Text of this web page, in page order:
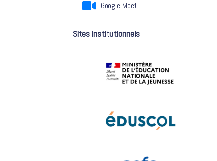
Google Meet
Sites institutionnels